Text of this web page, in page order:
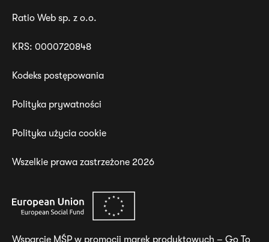
Ratio Web sp. z o.o.
KRS: 0000720848
Kodeks postępowania
Polityka prywatności
Polityka użycia cookie
Wszelkie prawa zastrzeżone 2026
Wsparcie MŚP w promocji marek produktowych – Go To